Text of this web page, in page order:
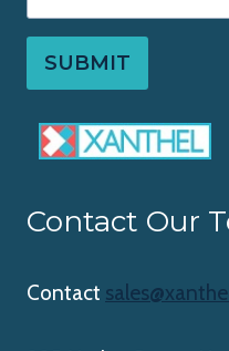
SUBMIT
Contact Our
Contact